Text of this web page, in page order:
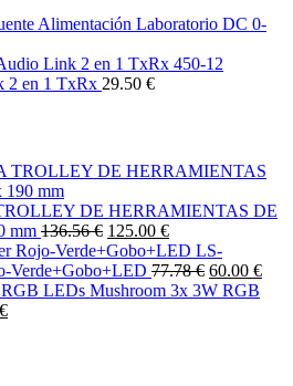
Alimentación Laboratorio DC 0-
450-12
2 en 1 TxRx 29.50 €
DE HERRAMIENTAS DE
mm 136.56 € 125.00 €
LS-
Verde+Gobo+LED 77.78 € 60.00 €
Mushroom 3x 3W RGB